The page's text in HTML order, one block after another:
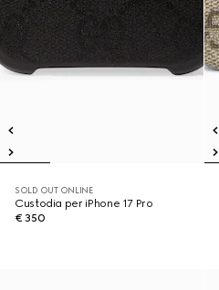
SOLD OUT ONLINE
Custodia per iPhone 17 Pro
€ 350